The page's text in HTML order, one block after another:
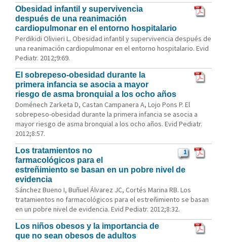
Obesidad infantil y supervivencia
después de una reanimación
cardiopulmonar en el entorno hospitalario
Perdikidi Olivieri L. Obesidad infantil y supervivencia después de
una reanimación cardiopulmonar en el entorno hospitalario. Evid
Pediatr. 2012;9:69.
El sobrepeso-obesidad durante la
primera infancia se asocia a mayor
riesgo de asma bronquial a los ocho años
Doménech Zarketa D, Castan Campanera A, Lojo Pons P. El
sobrepeso-obesidad durante la primera infancia se asocia a
mayor riesgo de asma bronquial a los ocho años. Evid Pediatr.
2012;8:57.
1
Los tratamientos no
farmacológicos para el
estreñimiento se basan en un pobre nivel de
evidencia
Sánchez Bueno I, Buñuel Álvarez JC, Cortés Marina RB. Los
tratamientos no farmacológicos para el estreñimiento se basan
en un pobre nivel de evidencia. Evid Pediatr. 2012;8:32.
Los niños obesos y la importancia de
que no sean obesos de adultos